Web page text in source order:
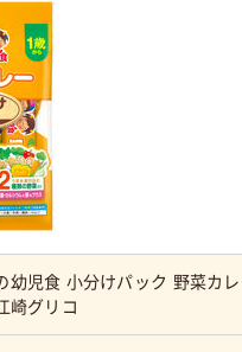
幼児食 小分けパック 野菜カレ
崎グリコ